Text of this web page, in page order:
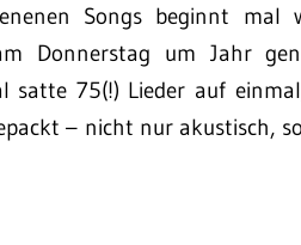
Songs beginnt mal
Donnerstag um Jahr
satte 75(!) Lieder auf
– nicht nur akustisch,